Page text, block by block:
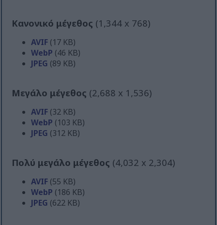
Κανονικό μέγεθος (1,344 x 768)
AVIF (17 KB)
WebP (46 KB)
JPEG (89 KB)
Μεγάλο μέγεθος (2,688 x 1,536)
AVIF (32 KB)
WebP (103 KB)
JPEG (312 KB)
Πολύ μεγάλο μέγεθος (4,032 x 2,304)
AVIF (55 KB)
WebP (186 KB)
JPEG (622 KB)